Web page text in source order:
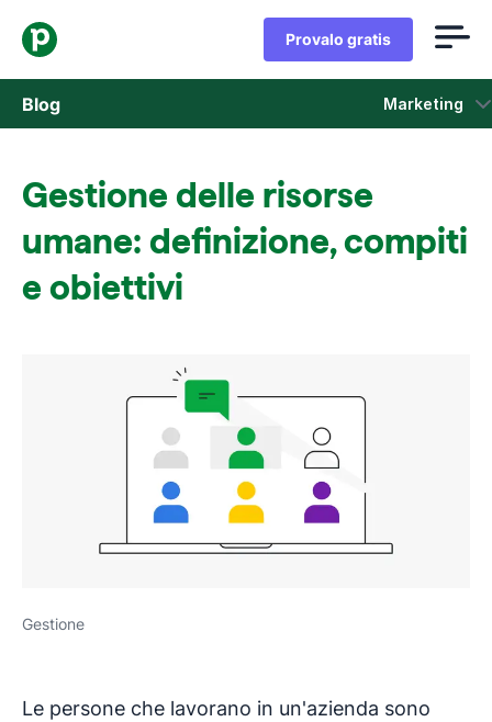
Provalo gratis
Blog Marketing
Aggiornamenti di prodotto
Gestione delle risorse
umane: definizione, compiti
e obiettivi
Gestione
Le persone che lavorano in un'azienda sono